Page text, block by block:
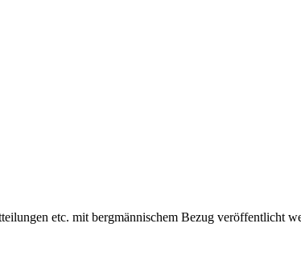
etc. mit bergmännischem Bezug veröffentlicht